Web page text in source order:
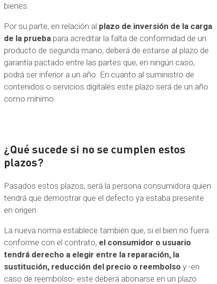
bienes.
Por su parte, en relación al plazo de inversión de la carga
de la prueba para acreditar la falta de conformidad de un
producto de segunda mano, deberá de estarse al plazo de
garantía pactado entre las partes que, en ningún caso,
podrá ser inferior a un año. En cuanto al suministro de
contenidos o servicios digitales este plazo será de un año
como mínimo.
¿Qué sucede si no se cumplen estos
plazos?
Pasados estos plazos, será la persona consumidora quien
tendrá que demostrar que el defecto ya estaba presente
en origen.
La nueva norma establece también que, si el bien no fuera
conforme con el contrato, el consumidor o usuario
tendrá derecho a elegir entre la reparación, la
sustitución, reducción del precio o reembolso y -en
caso de reembolso- este deberá abonarse en un plazo